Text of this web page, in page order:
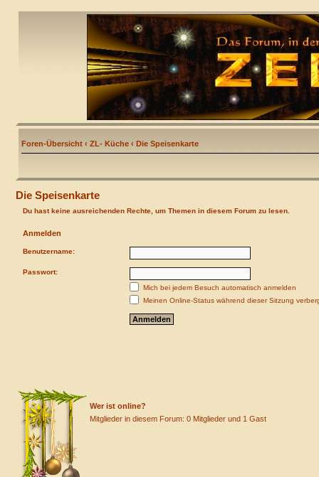
Foren-Übersicht ‹ ZL- Küche ‹ Die Speisenkarte
Die Speisenkarte
Du hast keine ausreichenden Rechte, um Themen in diesem Forum zu lesen.
Anmelden
Benutzername:
Passwort:
Mich bei jedem Besuch automatisch anmelden
Meinen Online-Status während dieser Sitzung
Wer ist online?
Mitglieder in diesem Forum: 0 Mitglieder und 1 Gast